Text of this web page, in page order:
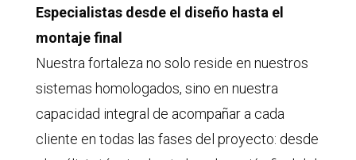
Especialistas desde el diseño hasta el
montaje final
Nuestra fortaleza no solo reside en nuestros
sistemas homologados, sino en nuestra
capacidad integral de acompañar a cada
cliente en todas las fases del proyecto: desde